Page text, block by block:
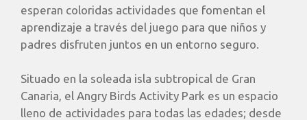
esperan coloridas actividades que fomentan el
aprendizaje a través del juego para que niños y
padres disfruten juntos en un entorno seguro.
Situado en la soleada isla subtropical de Gran
Canaria, el Angry Birds Activity Park es un espacio
lleno de actividades para todas las edades; desde